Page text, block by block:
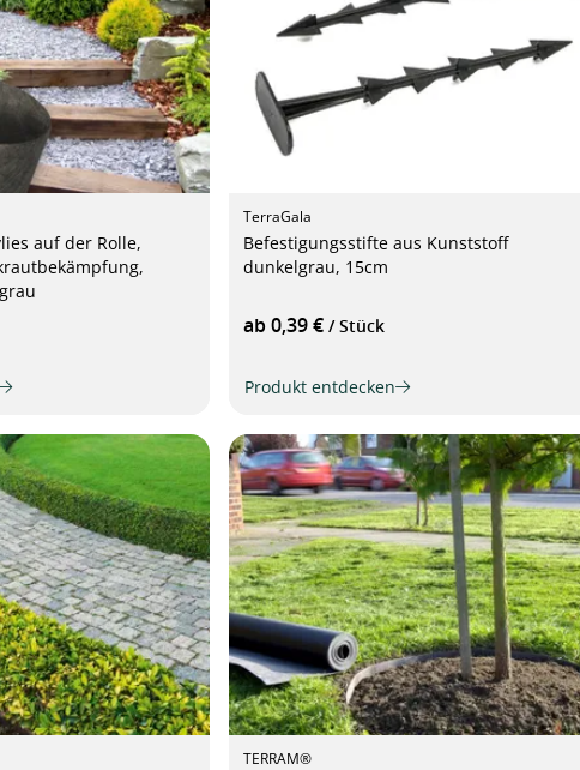
auf der Rolle,
TerraGala
Befestigungsstifte aus Kunststoff
dunkelgrau, 15cm
ab 0,39 € / Stück
Produkt entdecken
TERRAM®